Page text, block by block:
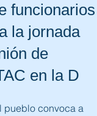
funcionarios
la jornada
de
en la D
pueblo convoca a